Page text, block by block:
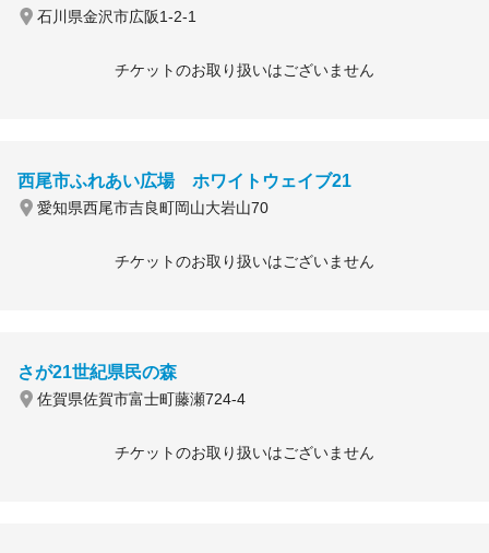
石川県金沢市広阪1-2-1
チケットのお取り扱いはございません
西尾市ふれあい広場 ホワイトウェイブ21
愛知県西尾市吉良町岡山大岩山70
チケットのお取り扱いはございません
さが21世紀県民の森
佐賀県佐賀市富士町藤瀬724-4
チケットのお取り扱いはございません